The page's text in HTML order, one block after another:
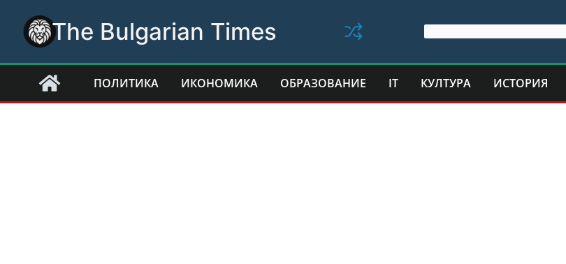
content
The Bulgarian Times
ПОЛИТИКА ИКОНОМИКА ОБРАЗОВАНИЕ IT КУЛТУРА ИСТОРИЯ